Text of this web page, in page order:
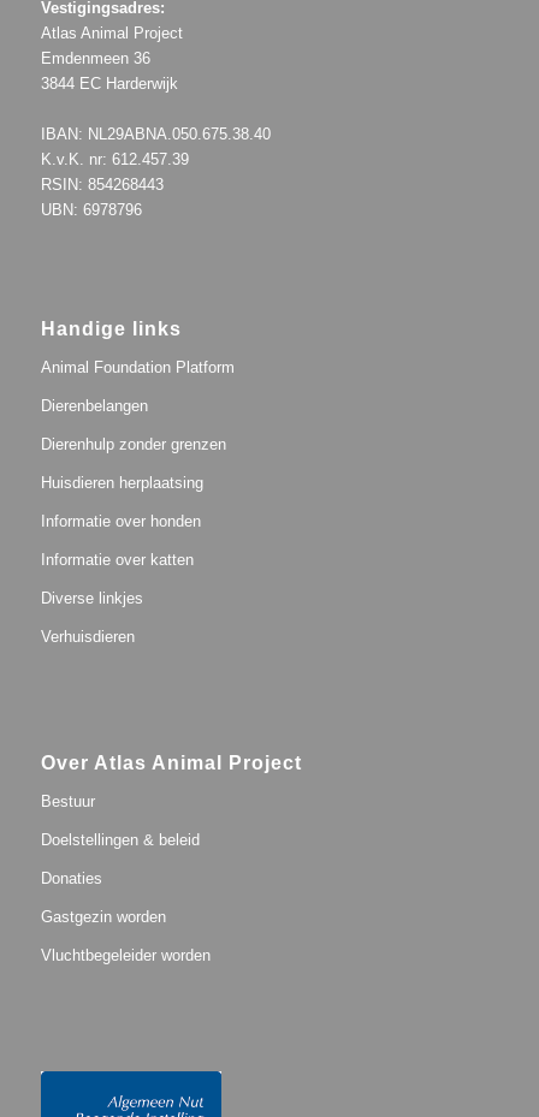
Vestigingsadres:
Atlas Animal Project
Emdenmeen 36
3844 EC Harderwijk
IBAN: NL29ABNA.050.675.38.40
K.v.K. nr: 612.457.39
RSIN: 854268443
UBN: 6978796
Handige links
Animal Foundation Platform
Dierenbelangen
Dierenhulp zonder grenzen
Huisdieren herplaatsing
Informatie over honden
Informatie over katten
Diverse linkjes
Verhuisdieren
Over Atlas Animal Project
Bestuur
Doelstellingen & beleid
Donaties
Gastgezin worden
Vluchtbegeleider worden